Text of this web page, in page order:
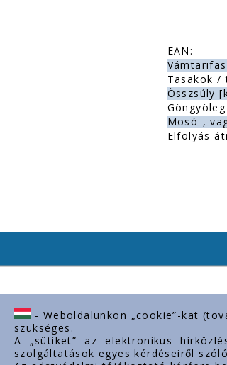
EAN:
Tasakok /
Összsúly
Mosó-,
Elfolyás
Lépjen kapcsolatba velünk
H-2243 Kóka, Zsámboki út Ipartelep
hrsz. 0139/12.
- Weboldalunkon „cookie”-kat
szükséges.
A „sütiket” az elektronikus
szolgáltatások egyes kérdéseiről